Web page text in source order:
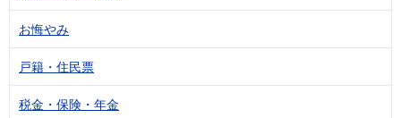
お悔やみ
戸籍・住民票
税金・保険・年金